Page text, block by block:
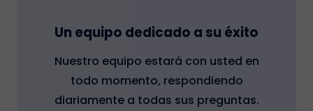
Un equipo dedicado a su éxito
Nuestro equipo estará con usted en
todo momento, respondiendo
diariamente a todas sus preguntas.